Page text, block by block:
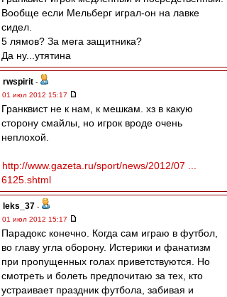
Вообще если Мельберг играл-он на лавке
сидел.
5 лямов? За мега защитника?
Да ну...утятина
rwspirit -
01 июл 2012 15:17
Гранквист не к нам, к мешкам. хз в какую
сторону смайлы, но игрок вроде очень
неплохой.
http://www.gazeta.ru/sport/news/2012/07 ...
6125.shtml
leks_37 -
01 июл 2012 15:17
Парадокс конечно. Когда сам играю в футбол,
во главу угла оборону. Истерики и фанатизм
при пропущенных голах приветствуются. Но
смотреть и болеть предпочитаю за тех, кто
устраивает праздник футбола, забивая и